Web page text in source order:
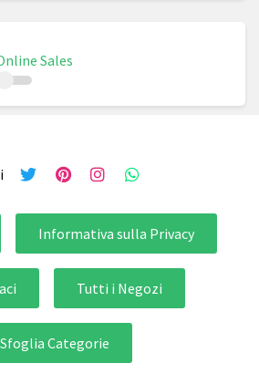
Sales
Informativa sulla Privacy
Tutti i Negozi
Sfoglia Categorie